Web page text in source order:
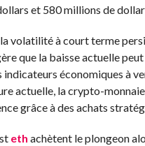
et 580 millions de
volatilité à court terme
que la baisse actuelle
économiques à
actuelle, la crypto-
grâce à des achats
eth achètent le plongeon